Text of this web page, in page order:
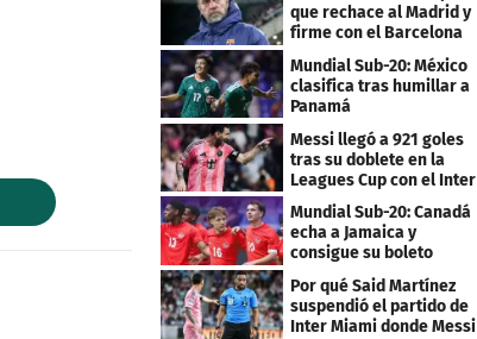
que rechace al Madrid y
firme con el Barcelona
Mundial Sub-20: México
clasifica tras humillar a
Panamá
Messi llegó a 921 goles
tras su doblete en la
Leagues Cup con el Inter
Miami
Mundial Sub-20: Canadá
echa a Jamaica y
consigue su boleto
Por qué Said Martínez
suspendió el partido de
Inter Miami donde Messi